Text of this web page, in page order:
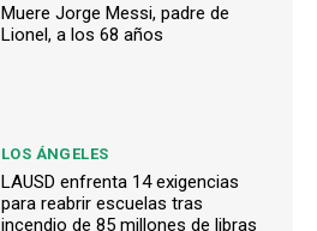
Muere Jorge Messi, padre de
Lionel, a los 68 años
LOS ÁNGELES
LAUSD enfrenta 14 exigencias
para reabrir escuelas tras
incendio de 85 millones de libras